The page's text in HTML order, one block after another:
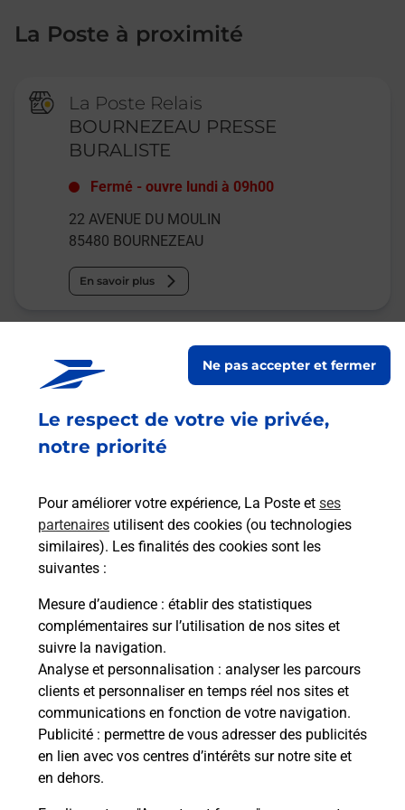
Le respect de votre vie privée,
notre priorité
Pour améliorer votre expérience, La Poste et ses
partenaires utilisent des cookies (ou technologies
similaires). Les finalités des cookies sont les
suivantes :
Mesure d’audience : établir des statistiques
complémentaires sur l’utilisation de nos sites et
suivre la navigation.
Analyse et personnalisation : analyser les parcours
clients et personnaliser en temps réel nos sites et
communications en fonction de votre navigation.
Publicité : permettre de vous adresser des publicités
en lien avec vos centres d’intérêts sur notre site et
en dehors.
Ne pas accepter et fermer
La Poste à proximité
La Poste Relais
BOURNEZEAU PRESSE
BURALISTE
Fermé -ouvre lundi à 09h00
22 AVENUE DU MOULIN
85480 BOURNEZEAU
En savoir plus
La Poste Agence Communale
FOUGERE MAIRIE
Fermé- ouvre lundi à
15h30
58 RUE DE LA FORET
En savoir plus
Malin !
La Poste
en ligne
Ouvert 24h/24
En savoir plus